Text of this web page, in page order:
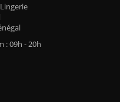
: 09h - 20h